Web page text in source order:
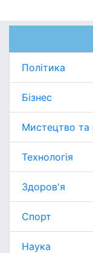
Політика
Бізнес
Мистецтво та
Технологія
Здоров'я
Спорт
Наука